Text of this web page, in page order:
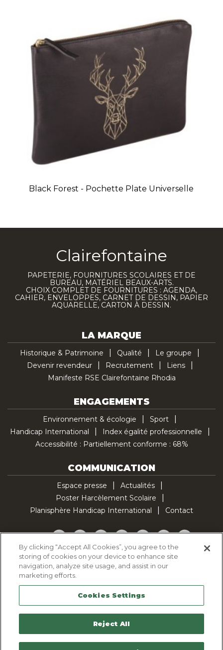
Black Forest - Pochette Plate Universelle
Clairefontaine
PAPETERIE, FOURNITURES SCOLAIRES ET DE
BUREAU, MATÉRIEL BEAUX-ARTS.
CHOIX COMPLET DE FOURNITURES : AGENDA,
CAHIER, ENVELOPPES, CARNET DE DESSIN, PAPIER
AQUARELLE, CARTON À DESSIN.
LA MARQUE
Historique & Patrimoine Qualité
Le groupe
Devenir revendeur
Recrutement
Liens
Manifeste RSE Clairefontaine Rhodia
ENGAGEMENTS
Environnement & écologie
Sport
Handicap International
Index égalité professionnelle
Accessibilité : Partiellement conforme : 68%
COMMUNICATION
Espace presse
Actualités
Poster Harcèlement Scolaire
Planisphère Handicap International
Contact
Facebook
TwitterYouTubePinterestInstagramLinkedInTikTok
Politique d'utilisation des cookies
Politique de confidentialité
Mentions légales
Plan du site
Contactez-nous
By clicking “Accept All Cookies”, you agree to the
storing of cookies on your device to enhance site
navigation, analyze site usage, and assist in our
marketing efforts.
Cookies Settings
Reject All